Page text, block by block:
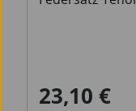
Verkaufspreis:
23,10 €